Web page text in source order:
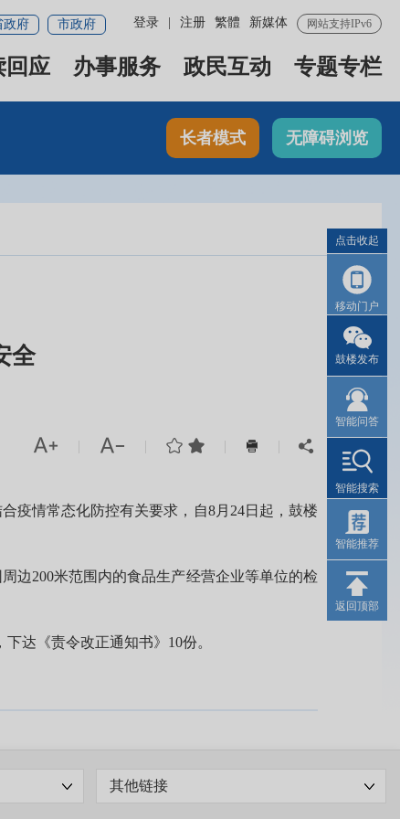
网站支持IPv6
新媒体
繁體
登录 注册
政府 市政府
回应 办事服务 政民互动 专题专栏
长者模式 无障碍浏览
全
 |  |   |  | 
情常态化防控有关要求，自8月24日起，鼓楼
200米范围内的食品生产经营企业等单位的检
达《责令改正通知书》10份。
其他链接
点击收起
移动门户
鼓楼发布
智能问答
智能搜索
智能推荐
返回顶部